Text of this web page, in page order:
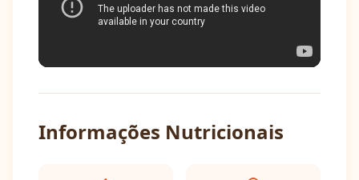
Informações Nutricionais